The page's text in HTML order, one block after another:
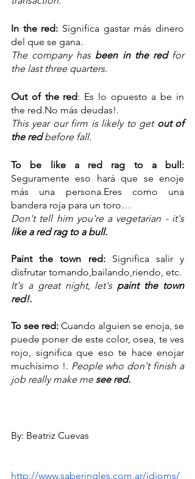
In the red: Significa gastar más dinero
del que se gana.
The company has been in the red for
the last three quarters.
Out of the red: Es lo opuesto a be in
the red.No más deudas!.
This year our firm is likely to get out of
the red before fall.
To be like a red rag to a bull:
Seguramente eso hará que se enoje
más una persona.Eres como una
bandera roja para un toro…
Don't tell him you're a vegetarian
- it's
like a red rag to a bull.
Paint the town red: Significa salir y
disfrutar tomando,bailando,riendo, etc.
It's a great night, let's paint the town
red!.
To see red: Cuando alguien se enoja, se
puede poner de este color, osea, te ves
rojo, significa que eso te hace enojar
muchísimo !. People who don't finish
a
job really make me see red.
By: Beatriz Cuevas
http://www.saberingles.com.ar/idioms/